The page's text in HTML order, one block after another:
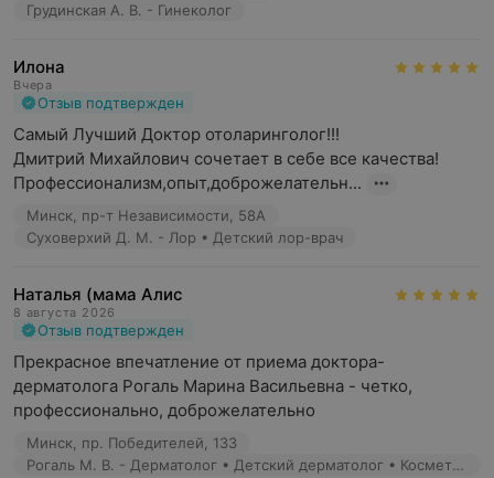
Грудинская А. В. - Гинеколог
Илона
Вчера
Отзыв подтвержден
Самый Лучший Доктор отоларинголог!!!
Дмитрий Михайлович сочетает в себе все качества!
Профессионализм,опыт,доброжелательн...
Минск, пр-т Независимости, 58А
Суховерхий Д. М. - Лор • Детский лор-врач
Наталья (мама Алис
8 августа 2026
Отзыв подтвержден
Прекрасное впечатление от приема доктора-
дерматолога Рогаль Марина Васильевна - четко,
профессионально, доброжелательно
Минск, пр. Победителей, 133
Рогаль М. В. - Дерматолог • Детский дерматолог • Косметолог • Дерматовенеролог